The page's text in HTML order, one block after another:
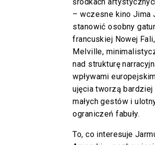
– wczesne kino Jima
stanowić osobny
francuskiej Nowej
Melville,
nad strukturę
wpływami
ujęcia tworzą
małych gestów i
ograniczeń fabuły.
To, co interesuje